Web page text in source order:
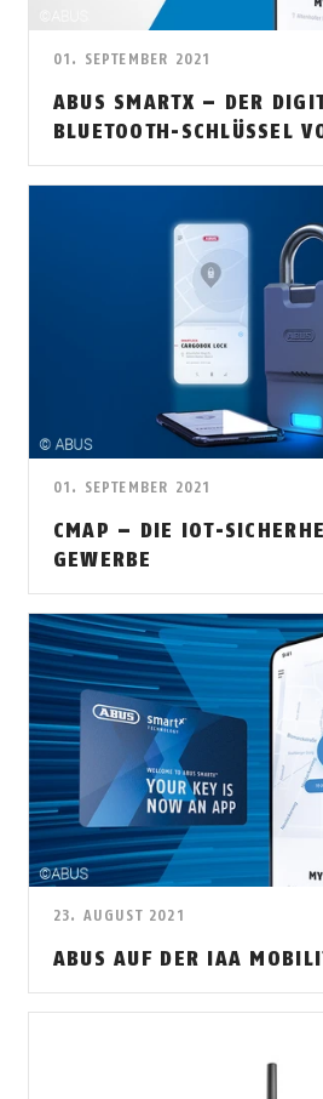
01. SEPTEMBER 2021
ABUS SMARTX – DER
BLUETOOTH-SCHLÜSSEL
01. SEPTEMBER 2021
CMAP – DIE IOT-
GEWERBE
23. AUGUST 2021
ABUS AUF DER IAA